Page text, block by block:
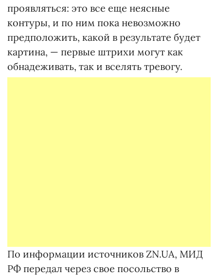
проявляться: это все еще неясные
контуры, и по ним пока невозможно
предположить, какой в результате будет
картина, — первые штрихи могут как
обнадеживать, так и вселять тревогу.
По информации источников ZN.UA, МИД
РФ передал через свое посольство в